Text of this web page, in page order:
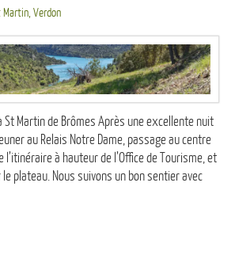
Martin,Verdon
St Martin de Brômes Après une excellente nuit
au Relais Notre Dame, passage au centre
à hauteur de l’Office de Tourisme, et
plateau. Nous suivons un bon sentier avec